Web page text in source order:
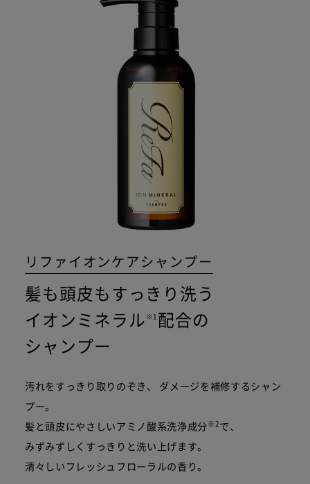
リファイオンケアシャンプー
髪も頭皮もすっきり洗う
イオンミネラル ※1 配合の
シャンプー
汚れをすっきり取りのぞき、 ダメージを補修するシャン
プー。
髪と頭皮にやさしいアミノ酸系洗浄成分 ※2 で、
みずみずしくすっきりと洗い上げます。
清々しいフレッシュフローラルの香り。